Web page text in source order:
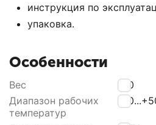
инструкция по
упаковка.
Особенности
Вес
120
Диапазон рабочих
температур
-